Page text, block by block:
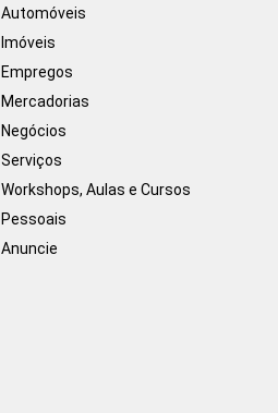
Automóveis
Imóveis
Empregos
Mercadorias
Negócios
Serviços
Workshops, Aulas e Cursos
Pessoais
Anuncie